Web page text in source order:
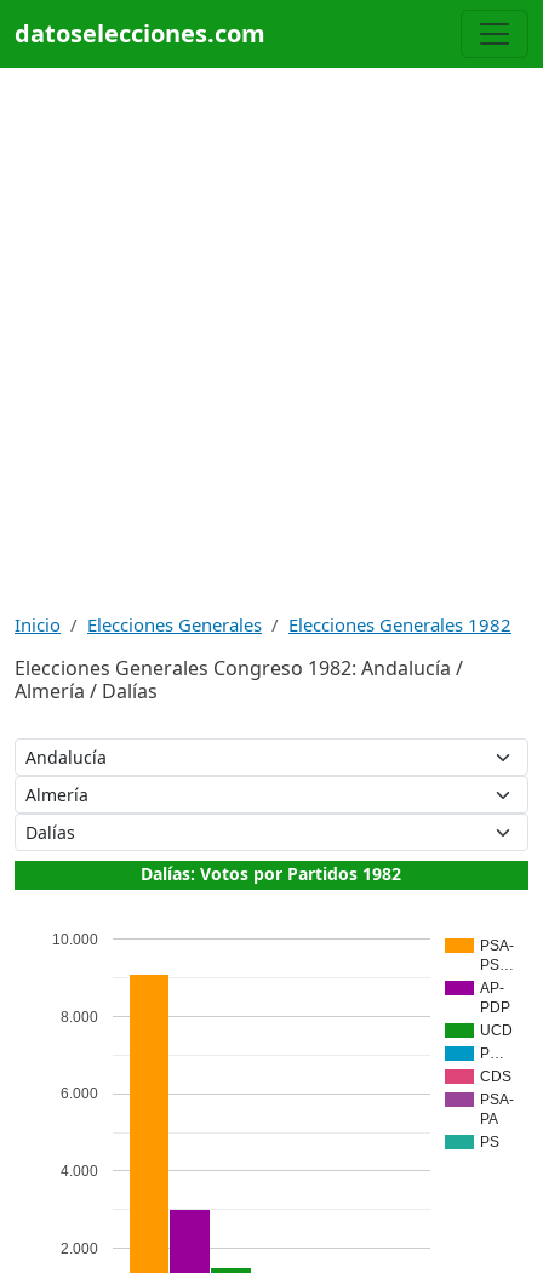
datoselecciones.com
Inicio Elecciones Generales Elecciones Generales 1982
Elecciones Generales Congreso 1982: Andalucía /
Almería / Dalías
Dalías: Votos por Partidos 1982
PSA-
PS…
AP-
PDP
UCD
P…
CDS
PSA-
PA
PS
2.000
4.000
6.000
8.000
10.000